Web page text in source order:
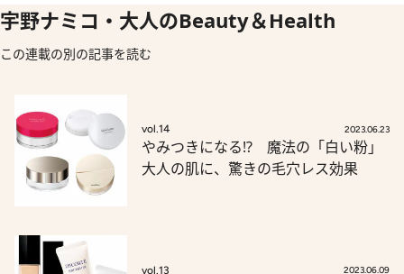
宇野ナミコ・大人のBeauty＆Health
この連載の別の記事を読む
vol.14 2023.06.23
やみつきになる!? 魔法の「白い粉」
大人の肌に、驚きの毛穴レス効果
vol.13 2023.06.09